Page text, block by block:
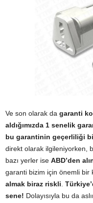
Ve son olarak da garanti
aldığımızda 1 senelik
bu garantinin geçerliliği
direkt olarak ilgileniyorken,
bazı yerler ise ABD’den
garanti bizim için önemli bir
almak biraz riskli.
sene! Dolayısıyla bu da